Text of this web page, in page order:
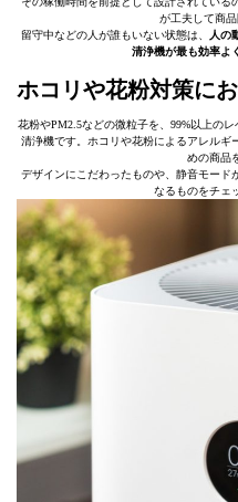
が工夫して商品
留守中などの人が誰もいない状態は、
人の
清浄機が最も効率よ
ホコリや花粉対策に
花粉やPM2.5などの微粒子を、99%以上の
清浄機です。ホコリや花粉によるアレルギ
めの商品
デザインにこだわったものや、静音モード
なるものをチェ